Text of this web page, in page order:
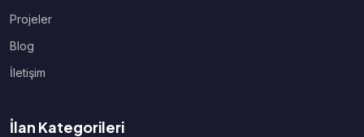
Projeler
Blog
İletişim
İlan Kategorileri